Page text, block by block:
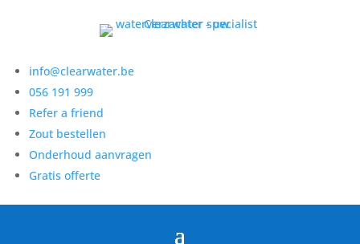
info@clearwater.be
056 191 999
Refer a friend
Zout bestellen
Onderhoud aanvragen
Gratis offerte